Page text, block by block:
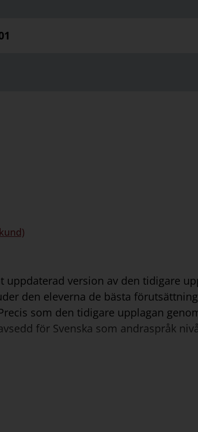
uppdaterad version av den tidigare
den eleverna de bästa
som den tidigare upplagan
för Svenska som andraspråk